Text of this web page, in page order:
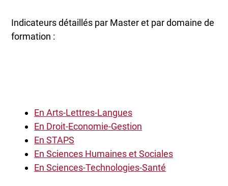
Indicateurs détaillés par Master et par domaine de
formation :
En Arts-Lettres-Langues
En Droit-Economie-Gestion
En STAPS
En Sciences Humaines et Sociales
En Sciences-Technologies-Santé